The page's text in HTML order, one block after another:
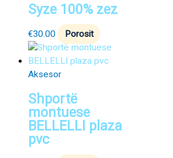
Syze 100% zez
€30.00 Porosit
Aksesor
Shportë
montuese
BELLELLI plaza
pvc